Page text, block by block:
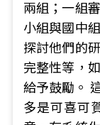
兩組；一組
小組與國中
探討他們的
完整性等，
給予鼓勵。
多是可喜可